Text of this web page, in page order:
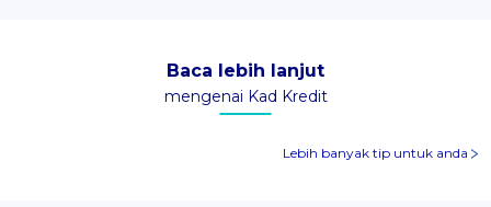
Baca lebih lanjut
mengenai Kad Kredit
Lebih banyak tip untuk anda